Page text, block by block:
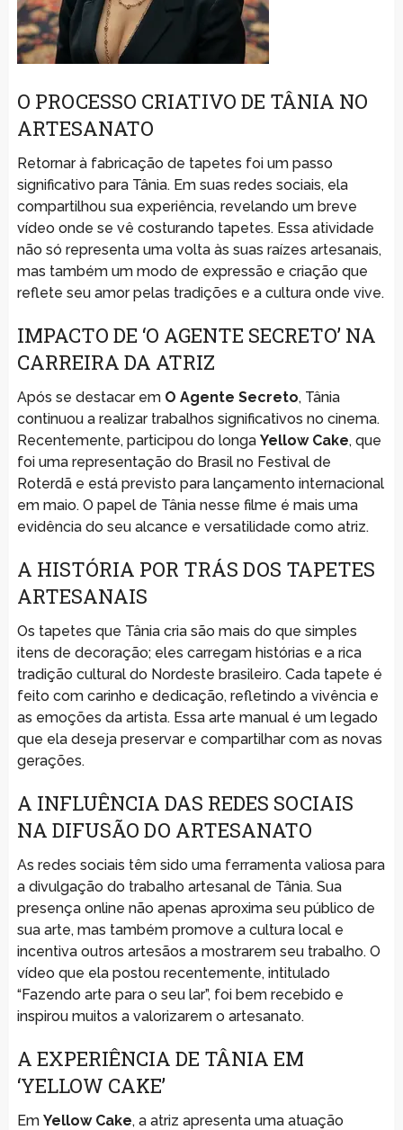
O PROCESSO CRIATIVO DE TÂNIA NO
ARTESANATO
Retornar à fabricação de tapetes foi um passo
significativo para Tânia. Em suas redes sociais, ela
compartilhou sua experiência, revelando um breve
vídeo onde se vê costurando tapetes. Essa atividade
não só representa uma volta às suas raízes artesanais,
mas também um modo de expressão e criação que
reflete seu amor pelas tradições e a cultura onde vive.
IMPACTO DE ‘O AGENTE SECRETO’ NA
CARREIRA DA ATRIZ
Após se destacar em O Agente Secreto, Tânia
continuou a realizar trabalhos significativos no cinema.
Recentemente, participou do longa Yellow Cake, que
foi uma representação do Brasil no Festival de
Roterdã e está previsto para lançamento internacional
em maio. O papel de Tânia nesse filme é mais uma
evidência do seu alcance e versatilidade como atriz.
A HISTÓRIA POR TRÁS DOS TAPETES
ARTESANAIS
Os tapetes que Tânia cria são mais do que simples
itens de decoração; eles carregam histórias e a rica
tradição cultural do Nordeste brasileiro. Cada tapete é
feito com carinho e dedicação, refletindo a vivência e
as emoções da artista. Essa arte manual é um legado
que ela deseja preservar e compartilhar com as novas
gerações.
A INFLUÊNCIA DAS REDES SOCIAIS
NA DIFUSÃO DO ARTESANATO
As redes sociais têm sido uma ferramenta valiosa para
a divulgação do trabalho artesanal de Tânia. Sua
presença online não apenas aproxima seu público de
sua arte, mas também promove a cultura local e
incentiva outros artesãos a mostrarem seu trabalho. O
vídeo que ela postou recentemente, intitulado
“Fazendo arte para o seu lar”, foi bem recebido e
inspirou muitos a valorizarem o artesanato.
A EXPERIÊNCIA DE TÂNIA EM
‘YELLOW CAKE’
Em Yellow Cake, a atriz apresenta uma atuação